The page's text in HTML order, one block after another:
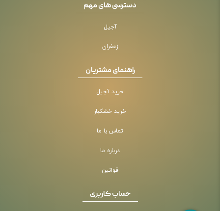
دسترسی های مهم
آجیل
زعفران
راهنمای مشتریان
خرید آجیل
خرید خشکبار
تماس با ما
درباره ما
قوانین
حساب کاربری